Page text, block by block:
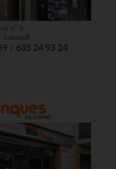
nº 6
Sabadell
/ 635 24 93 24